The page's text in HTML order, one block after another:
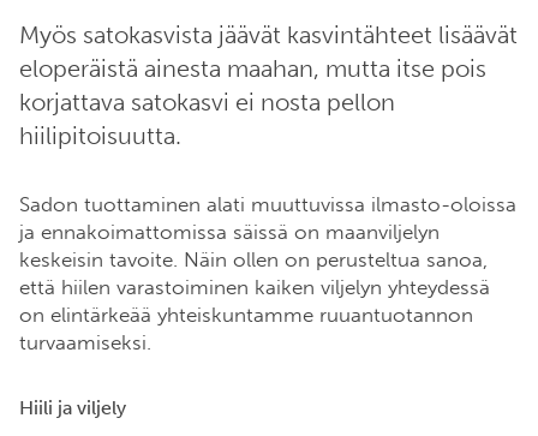
Myös satokasvista jäävät kasvintähteet lisäävät
eloperäistä ainesta maahan, mutta itse pois
korjattava satokasvi ei nosta pellon
hiilipitoisuutta.
Sadon tuottaminen alati muuttuvissa ilmasto-oloissa
ja ennakoimattomissa säissä on maanviljelyn
keskeisin tavoite. Näin ollen on perusteltua sanoa,
että hiilen varastoiminen kaiken viljelyn yhteydessä
on elintärkeää yhteiskuntamme ruuantuotannon
turvaamiseksi.
Hiili ja viljely